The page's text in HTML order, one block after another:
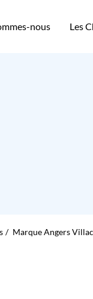
nous Les
Marque Angers